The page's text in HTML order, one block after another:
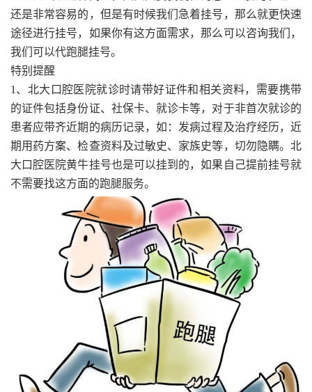
还是非常容易的，但是有时候我们急着挂号，那么就更快速
途径进行挂号，如果你有这方面需求，那么可以咨询我们，
我们可以代跑腿挂号。
特别提醒
1、北大口腔医院就诊时请带好证件和相关资料，需要携带
的证件包括身份证、社保卡、就诊卡等，对于非首次就诊的
患者应带齐近期的病历记录，如：发病过程及治疗经历，近
期用药方案、检查资料及过敏史、家族史等，切勿隐瞒。北
大口腔医院黄牛挂号也是可以挂到的，如果自己提前挂号就
不需要找这方面的跑腿服务。